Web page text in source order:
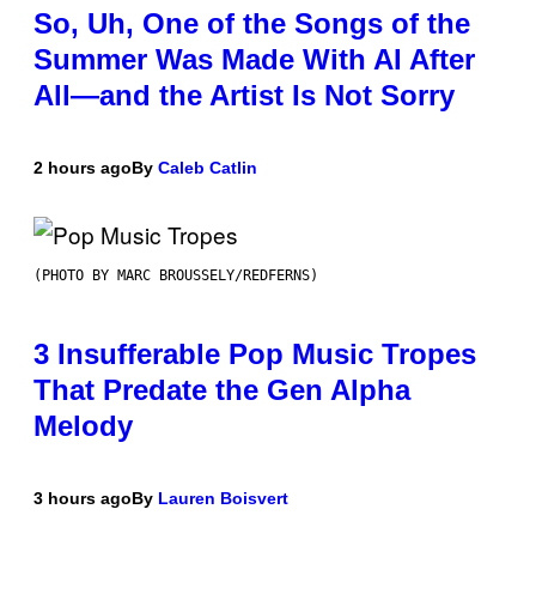
So, Uh, One of the Songs of the
Summer Was Made With AI After
All—and the Artist Is Not Sorry
2 hours agoBy Caleb Catlin
(PHOTO BY MARC BROUSSELY/REDFERNS)
3 Insufferable Pop Music Tropes
That Predate the Gen Alpha
Melody
3 hours agoBy Lauren Boisvert